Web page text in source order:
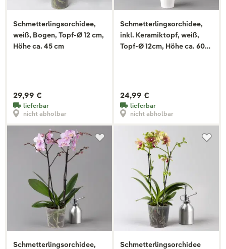
Schmetterlingsorchidee,
weiß, Bogen, Topf-Ø 12 cm,
Höhe ca. 45 cm
29,99 €
lieferbar
nicht abholbar
Schmetterlingsorchidee,
inkl. Keramiktopf, weiß,
Topf-Ø 12cm, Höhe ca. 60
24,99 €
lieferbar
nicht abholbar
Schmetterlingsorchidee, Schmetterlingsorchidee